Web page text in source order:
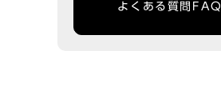
よくある質問FAQ